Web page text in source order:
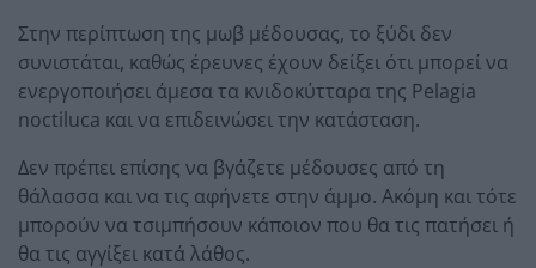
Στην περίπτωση της μωβ μέδουσας, το ξύδι δεν
συνιστάται, καθώς έρευνες έχουν δείξει ότι μπορεί να
ενεργοποιήσει άμεσα τα κνιδοκύτταρα της Pelagia
noctiluca και να επιδεινώσει την κατάσταση.
Δεν πρέπει επίσης να βγάζετε μέδουσες από τη
θάλασσα και να τις αφήνετε στην άμμο. Ακόμη και τότε
μπορούν να τσιμπήσουν κάποιον που θα τις πατήσει ή
θα τις αγγίξει κατά λάθος.